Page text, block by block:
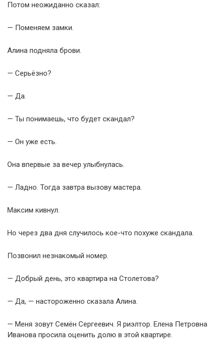
Потом неожиданно сказал:
— Поменяем замки.
Алина подняла брови.
— Серьёзно?
— Да.
— Ты понимаешь, что будет скандал?
— Он уже есть.
Она впервые за вечер улыбнулась.
— Ладно. Тогда завтра вызову мастера.
Максим кивнул.
Но через два дня случилось кое-что похуже скандала.
Позвонил незнакомый номер.
— Добрый день, это квартира на Столетова?
— Да, — настороженно сказала Алина.
— Меня зовут Семён Сергеевич. Я риэлтор. Елена Петровна
Иванова просила оценить долю в этой квартире.